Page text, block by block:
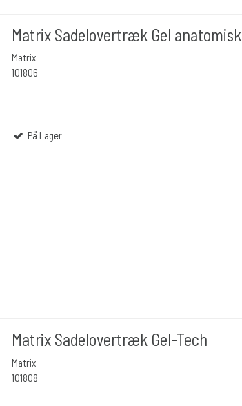
Matrix Sadelovertræk Gel anatomisk
Matrix
101806
På Lager
Matrix Sadelovertræk Gel-Tech
Matrix
101808